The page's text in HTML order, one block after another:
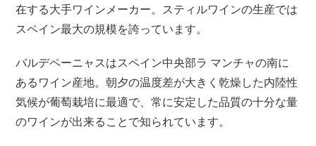
在する大手ワインメーカー。スティルワインの生産では
スペイン最大の規模を誇っています。
バルデペーニャスはスペイン中央部ラ マンチャの南に
あるワイン産地。朝夕の温度差が大きく乾燥した内陸性
気候が葡萄栽培に最適で、常に安定した品質の十分な量
のワインが出来ることで知られています。